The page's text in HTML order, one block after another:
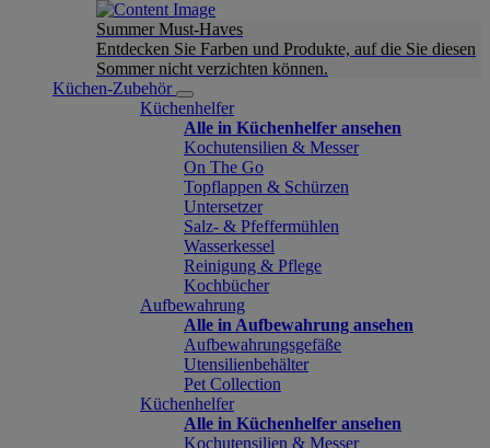
Summer Must-Haves
Entdecken Sie Farben und Produkte, auf die Sie diesen
Sommer nicht verzichten können.
Küchen-Zubehör
Küchenhelfer
Alle in Küchenhelfer ansehen
Kochutensilien & Messer
On The Go
Topflappen & Schürzen
Untersetzer
Salz- & Pfeffermühlen
Wasserkessel
Reinigung & Pflege
Kochbücher
Aufbewahrung
Alle in Aufbewahrung ansehen
Aufbewahrungsgefäße
Utensilienbehälter
Pet Collection
Küchenhelfer
Alle in Küchenhelfer ansehen
Kochutensilien & Messer